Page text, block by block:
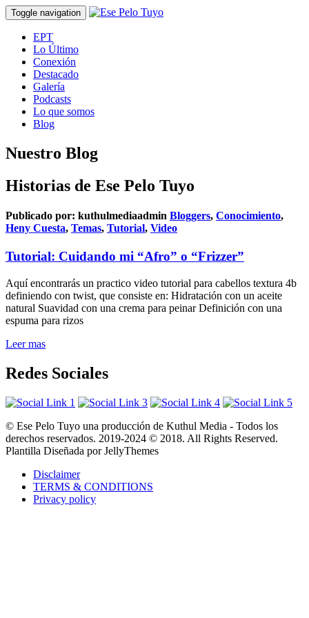
Toggle navigation
EPT
Lo Último
Conexión
Destacado
Galería
Podcasts
Lo que somos
Blog
Nuestro Blog
Historias de Ese Pelo Tuyo
Publicado por: kuthulmediaadmin Bloggers, Conocimiento,
Heny Cuesta, Temas, Tutorial, Video
Tutorial: Cuidando mi “Afro” o “Frizzer”
Aquí encontrarás un practico video tutorial para cabellos textura 4b
definiendo con twist, que consiste en: Hidratación con un aceite
natural Suavidad con una crema para peinar Definición con una
espuma para rizos
Leer mas
Redes Sociales
© Ese Pelo Tuyo una producción de Kuthul Media - Todos los
derechos reservados. 2019-2024 © 2018. All Rights Reserved.
Plantilla Diseñada por JellyThemes
Disclaimer
TERMS & CONDITIONS
Privacy policy